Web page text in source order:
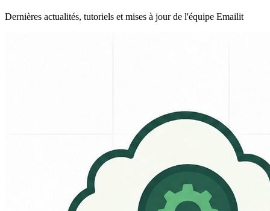
Dernières actualités, tutoriels et mises à jour de l'équipe Emailit